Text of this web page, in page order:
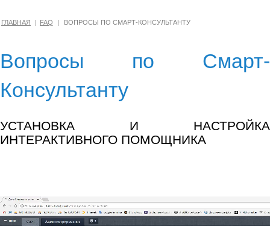
ГЛАВНАЯ FAQ ВОПРОСЫ ПО СМАРТ-КОНСУЛЬТАНТУ
Вопросы по Смарт-
Консультанту
УСТАНОВКА И НАСТРОЙКА
ИНТЕРАКТИВНОГО ПОМОЩНИКА